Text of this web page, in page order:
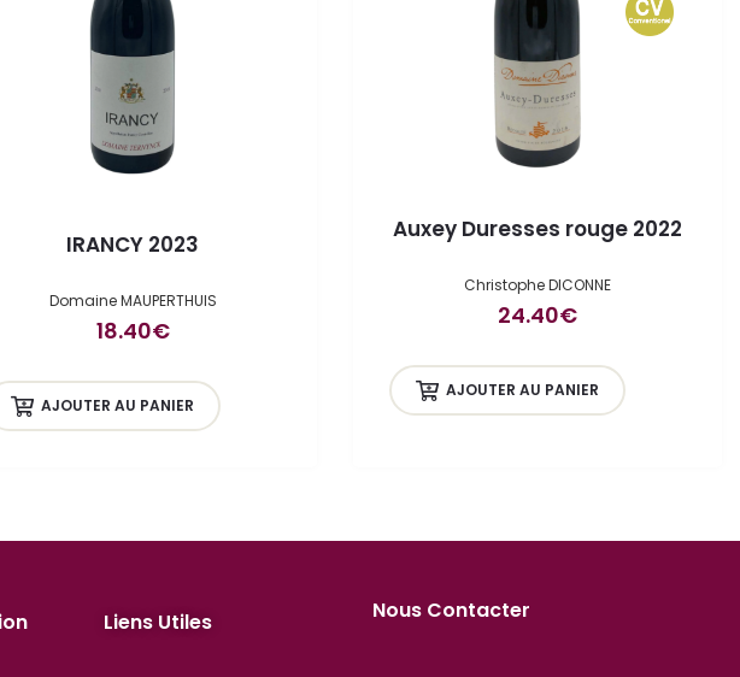
IRANCY 2023
Domaine MAUPERTHUIS
18.40€
AJOUTER AU PANIER
Auxey Duresses rouge 2022
Christophe DICONNE
24.40€
AJOUTER AU PANIER
Liens Utiles Nous Contacter